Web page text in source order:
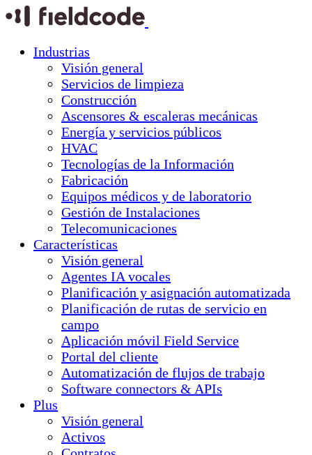
Industrias
Visión general
Servicios de limpieza
Construcción
Ascensores & escaleras mecánicas
Energía y servicios públicos
HVAC
Tecnologías de la Información
Fabricación
Equipos médicos y de laboratorio
Gestión de Instalaciones
Telecomunicaciones
Características
Visión general
Agentes IA vocales
Planificación y asignación automatizada
Planificación de rutas de servicio en
campo
Aplicación móvil Field Service
Portal del cliente
Automatización de flujos de trabajo
Software connectors & APIs
Plus
Visión general
Activos